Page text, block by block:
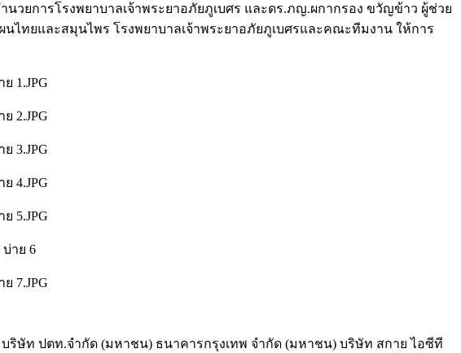
ยการโรงพยาบาลเจ้าพระยาอภัยภูเบศร และดร.ภญ.ผกากรอง ขวัญข้าว ผู้ช่วย
ทยและสมุนไพร โรงพยาบาลเจ้าพระยาอภัยภูเบศรและคณะทีมงาน ให้การ
ษัท ปตท.จำกัด (มหาชน) ธนาคารกรุงเทพ จำกัด (มหาชน) บริษัท สกาย ไอซีที